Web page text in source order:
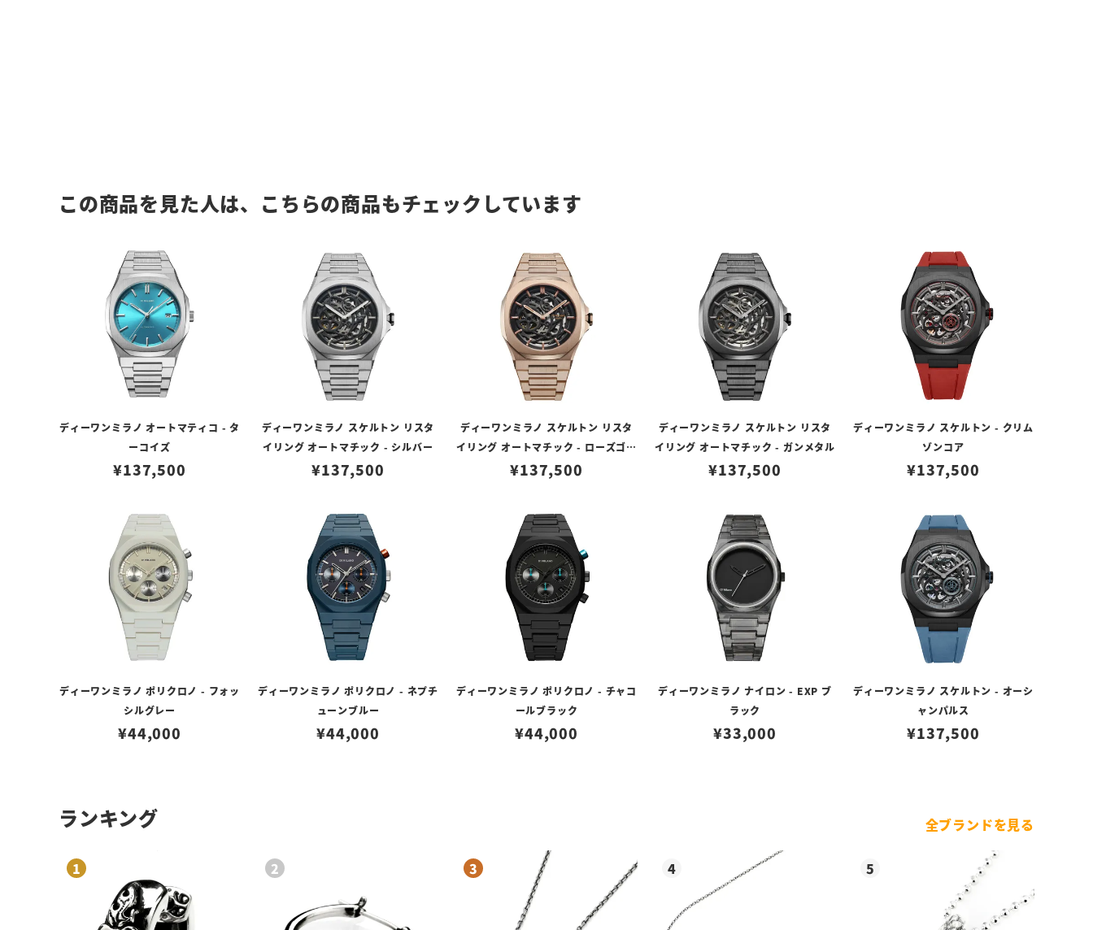
この商品を見た人は、こちらの商品もチェックしています
ディーワンミラノ オートマティコ - タ
ーコイズ
¥137,500
ディーワンミラノ スケルトン リスタ
イリング オートマチック - シルバー
¥137,500
ディーワンミラノ スケルトン リスタ
イリング オートマチック - ローズゴー
ルド
¥137,500
ディーワンミラノ スケルトン リスタ
イリング オートマチック - ガンメタル
¥137,500
ディーワンミラノ スケルトン - クリム
ゾンコア
¥137,500
ディーワンミラノ ポリクロノ - フォッ
シルグレー
¥44,000
ディーワンミラノ ポリクロノ - ネプチ
ューンブルー
¥44,000
ディーワンミラノ ポリクロノ - チャコ
ールブラック
¥44,000
ディーワンミラノ ナイロン - EXP ブ
ラック
¥33,000
ディーワンミラノ スケルトン - オーシ
ャンパルス
¥137,500
ランキング 全ブランドを見る